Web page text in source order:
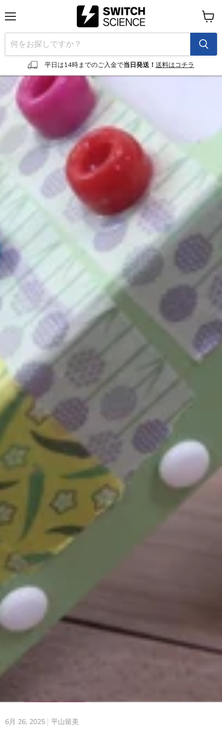
ニ
ュ
ー
平日は14時までのご入金で当日発送！ 送料はコチラ
カ
ー
ト
を
見
6月 26, 2025 平山留美